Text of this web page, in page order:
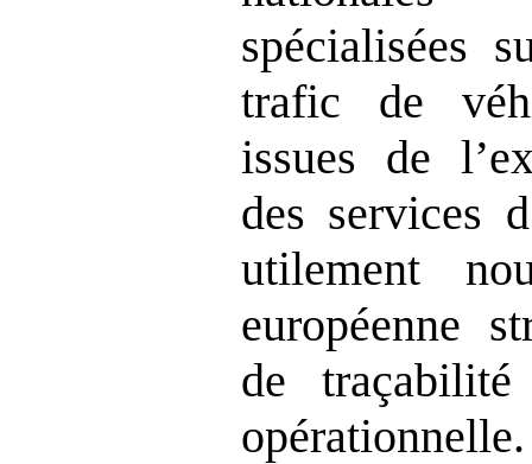
spécialisées
trafic de
issues de
des services
utilement
européenne
de
opérationnelle.